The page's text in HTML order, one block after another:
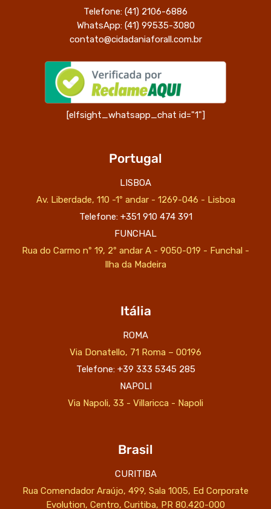
Telefone: (41) 2106-6886
WhatsApp: (41) 99535-3080
contato@cidadaniaforall.com.br
[elfsight_whatsapp_chat id="1"]
Portugal
LISBOA
Av. Liberdade, 110 -1º andar - 1269-046 - Lisboa
Telefone: +351 910 474 391
FUNCHAL
Rua do Carmo nº 19, 2º andar A - 9050-019 - Funchal -
Ilha da Madeira
Itália
ROMA
Via Donatello, 71 Roma – 00196
Telefone: +39 333 5345 285
NAPOLI
Via Napoli, 33 - Villaricca - Napoli
Brasil
CURITIBA
Rua Comendador Araújo, 499, Sala 1005, Ed Corporate
Evolution, Centro, Curitiba, PR 80.420-000